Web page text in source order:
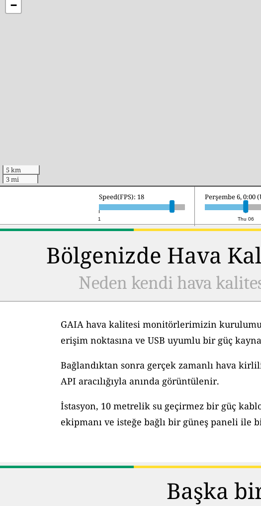
−
5 km
3 mi
1
Speed(FPS): 18
Thu 06
Perşembe 6, 16:00
Bölgenizde Hava
Neden kendi hava
GAIA hava kalitesi monitörlerimizin
erişim noktasına ve USB uyumlu bir güç
Bağlandıktan sonra gerçek zamanlı hava
API aracılığıyla anında görüntülenir.
İstasyon, 10 metrelik su geçirmez bir güç
ekipmanı ve isteğe bağlı bir güneş paneli ile
Başka